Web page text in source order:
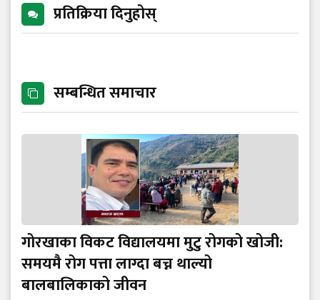
प्रतिक्रिया दिनुहोस्
सम्बन्धित समाचार
गोरखाका विकट विद्यालयमा मुटु रोगको खोजी:
समयमै रोग पत्ता लाग्दा बच्न थाल्यो
बालबालिकाको जीवन